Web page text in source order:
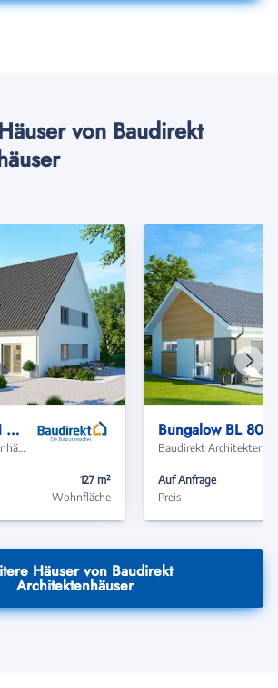
von Baudirekt
Doppelhaus DH 130 Basis
Baudirekt Architektenhäuser
127 m²
Wohnfläche
Auf Anfrage
Preis
Haus
Häuser von Baudirekt
Architektenhäuser